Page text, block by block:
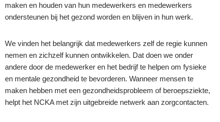
maken en houden van hun medewerkers en medewerkers
ondersteunen bij het gezond worden en blijven in hun werk.
We vinden het belangrijk dat medewerkers zelf de regie kunnen
nemen en zichzelf kunnen ontwikkelen. Dat doen we onder
andere door de medewerker en het bedrijf te helpen om fysieke
en mentale gezondheid te bevorderen. Wanneer mensen te
maken hebben met een gezondheidsprobleem of beroepsziekte,
helpt het NCKA met zijn uitgebreide netwerk aan zorgcontacten.